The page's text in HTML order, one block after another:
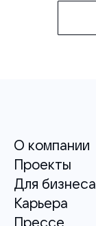
О компании
Проекты
Для бизнеса
Карьера
Прессе